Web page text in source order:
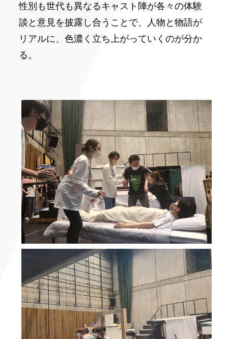
性別も世代も異なるキャスト陣が各々の体験
談と意見を披露し合うことで、人物と物語が
リアルに、色濃く立ち上がっていくのが分か
る。